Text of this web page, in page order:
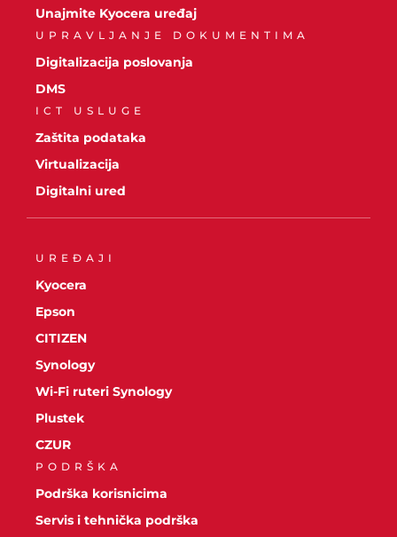
Unajmite Kyocera uređaj
UPRAVLJANJE DOKUMENTIMA
Digitalizacija poslovanja
DMS
ICT USLUGE
Zaštita podataka
Virtualizacija
Digitalni ured
UREĐAJI
Kyocera
Epson
CITIZEN
Synology
Wi-Fi ruteri Synology
Plustek
CZUR
PODRŠKA
Podrška korisnicima
Servis i tehnička podrška